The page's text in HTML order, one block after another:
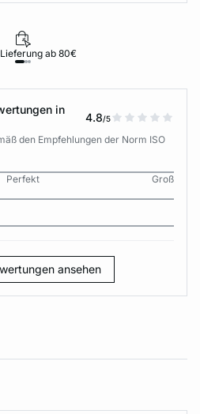
ab 80€
in
4.8/5
den Empfehlungen der Norm ISO
Perfekt
Groß
ansehen